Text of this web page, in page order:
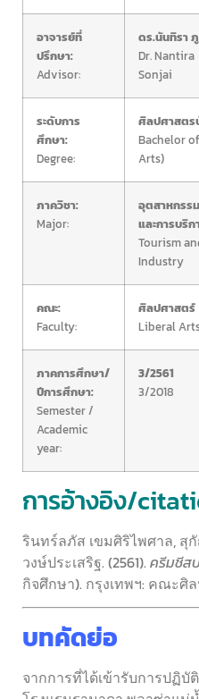
อาจารย์ที่
ปรึกษา:
Advisor:
ดร.นันทิรา
Dr.
Sonjai
ระดับการ
ศึกษา:
Degree:
ศิลปศาสต
Bachelor
Arts)
ภาควิชา:
Major:
อุตสาหกรร
และการบริก
Tourism
Industry
คณะ:
Faculty:
ศิลปศาสตร์
Liberal
ภาคการศึกษา/
ปีการศึกษา:
Semester /
Academic
year:
3/2561
3/2018
การอ้างอิง/
รินทร์ลภัส เขมศิริไพศาล,
วงษ์ประเสริฐ. (2561). ครีมชีส
กิจศึกษา). กรุงเทพฯ: คณะศิ
บทคัดย่อ
จากการที่ได้เข้ารับการปฏิ